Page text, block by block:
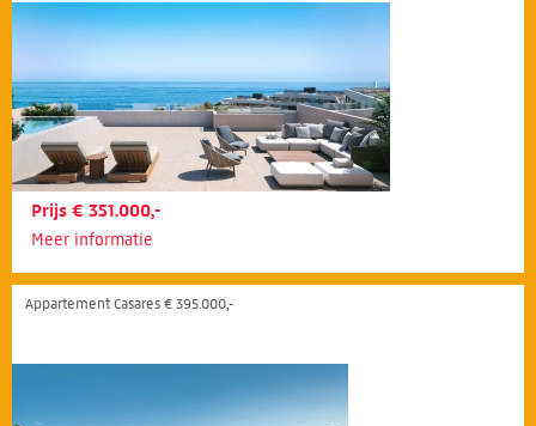
Prijs € 351.000,-
Meer informatie
Appartement Casares € 395.000,-